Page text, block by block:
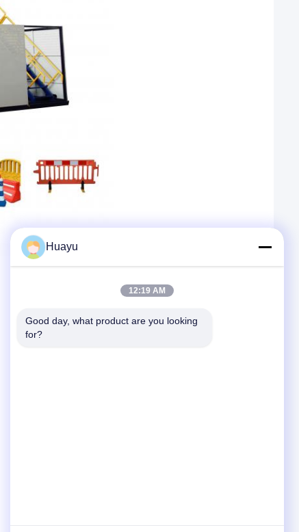
Huayu
12:19 AM
Good day, what product are you looking
for?